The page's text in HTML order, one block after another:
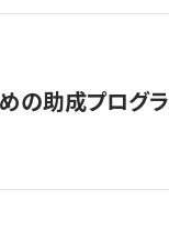
の助成プログ